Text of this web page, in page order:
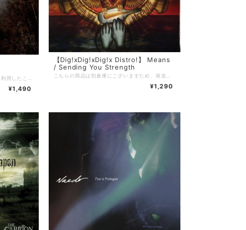
【Dig!xDig!xDig!x Distro!】 当店を利用したことがある方の多くは知っているであろう、滋賀のDig!xDig!xDig!x Distro!。 現在店主のやんち氏(5PM PROMISE / JUSTICE FOR REASON)が中国にいるため、彼が帰国するまでの間当店でDig!xDig!xDig!x Distro!の在庫を預かり販売しております。 当店で売れたDig!xDig!xDig!x Distro!の売り上げは彼のお店が復帰後にお渡しするので、それでまたヲタ歓喜な音源を入荷してもらいましょう！
¥1,490
【Dig!xDig!xDig!x Distro!】 Means
/ Sending You Strength
¥1,290